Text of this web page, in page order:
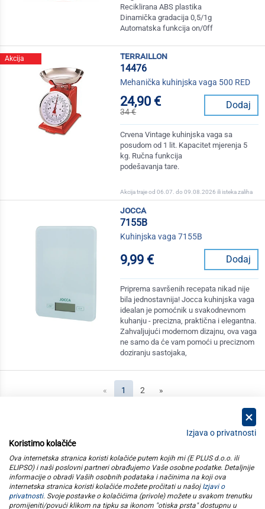
Reciklirana ABS plastika
Dinamička gradacija 0,5/1g
Automatska funkcija on/0ff
Akcija
terraillon
14476
Mehanička kuhinjska vaga 500 RED
24,90 €
34 €
Dodaj
Crvena Vintage kuhinjska vaga sa
posudom od 1 lit. Kapacitet mjerenja 5
kg. Ručna funkcija
podešavanja tare.
Akcija traje od 06.07. do 09.08.2026 ili isteka zaliha
jocca
7155B
Kuhinjska vaga 7155B
9,99 € Dodaj
Priprema savršenih recepata nikad nije
bila jednostavnija! Jocca kuhinjska vaga
idealan je pomoćnik u svakodnevnom
kuhanju - precizna, praktična i elegantna.
Zahvaljujući modernom dizajnu, ova vaga
ne samo da će vam pomoći u preciznom
doziranju sastojaka,
« 1 (current)
2 »
kategorije
elipso
Izjava o privatnosti
Koristimo kolačiće
Ova internetska stranica koristi kolačiće putem kojih mi (E PLUS d.o.o. ili
ELIPSO) i naši poslovni partneri obrađujemo Vaše osobne podatke. Detaljnije
informacije o obradi Vaših osobnih podataka i načinima na koji ova
internetska stranica koristi kolačiće možete pročitati u našoj Izjavi o
privatnosti. Svoje postavke o kolačićima (privole) možete u svakom trenutku
promijeniti/povući klikom na tipku sa ikonom "otiska prsta" dostupnu u